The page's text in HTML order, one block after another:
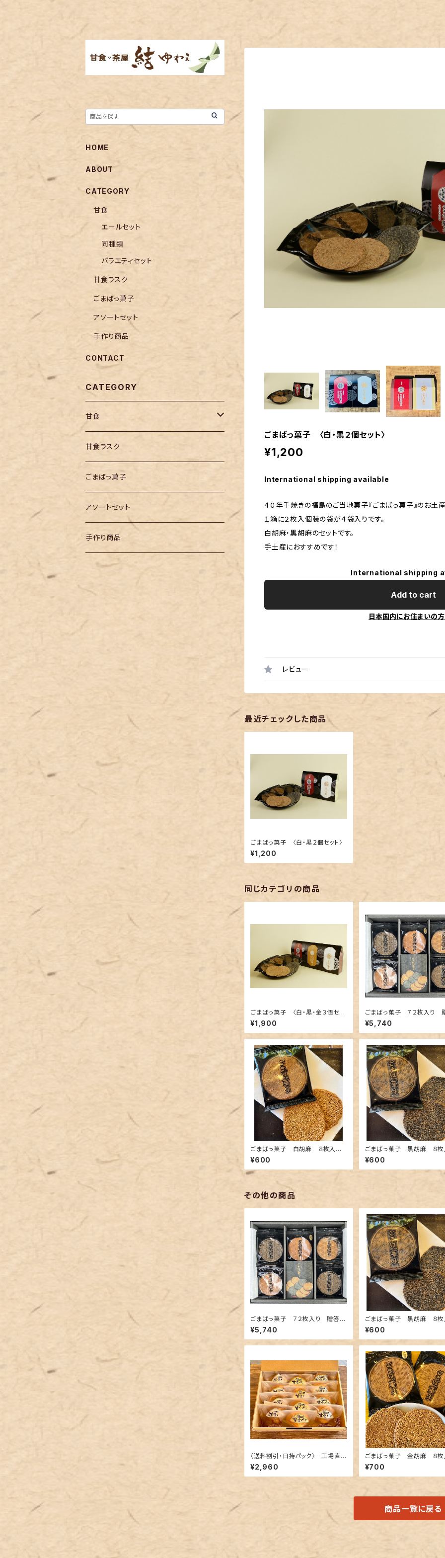
ごまばっ菓子 〈白・黒２個セット〉
¥1,200
International shipping available
４０年手焼きの福島のご当地菓子『ごまばっ菓子』のお土産
１箱に２枚入個装の袋が４袋入りです。
白胡麻・黒胡麻のセットです。
手土産におすすめです！
International shipping
Add to cart
日本国内にお住まいの
レビュー
最近チェックした商品
ごまばっ菓子 〈白・黒２個セット〉
¥1,200
同じカテゴリの商品
ごまばっ菓子 〈白・黒・金３個セッ
ト〉
¥1,900
ごまばっ菓子 ７２枚入り
（包装・のし・専用袋付き）
¥5,740
ごまばっ菓子 白胡麻 ８枚入箱
(２枚×４袋）
¥600
ごまばっ菓子 黒胡麻 ８枚
(２枚×４袋）
¥600
その他の商品
ごまばっ菓子 ７２枚入り 贈答用
（包装・のし・専用袋付き）
¥5,740
ごまばっ菓子 黒胡麻 ８枚
(２枚×４袋）
¥600
〈送料割引・日持パック〉 工場直送
便・基本の甘食３種×４個 １２個
入 贈答用オリジナルBOX
¥2,960
ごまばっ菓子 金胡麻 ８枚
（２枚×４袋）
¥700
商品一覧に戻る
HOME
ABOUT
CATEGORY
甘食
エールセット
同種類
バラエティセット
甘食ラスク
ごまばっ菓子
アソートセット
手作り商品
CONTACT
CATEGORY
甘食
エールセット
同種類
バラエティセット
甘食ラスク
ごまばっ菓子
アソートセット
手作り商品